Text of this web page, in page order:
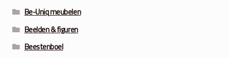
Be-Uniq meubelen
Beelden & figuren
Beestenboel